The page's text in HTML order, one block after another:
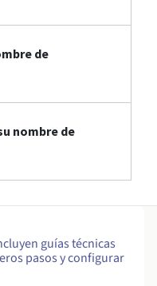
de
nombre de
guías técnicas
pasos y configurar